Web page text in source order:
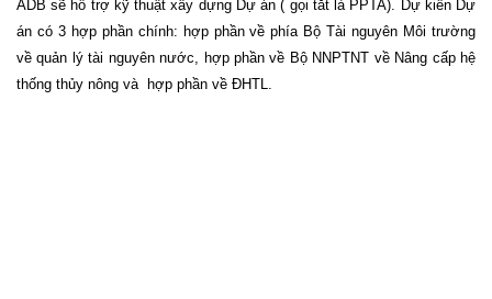
ADB sẽ hỗ trợ kỹ thuật xây dựng Dự án ( gọi tắt là PPTA). Dự kiến Dự
án có 3 hợp phần chính: hợp phần về phía Bộ Tài nguyên Môi trường
về quản lý tài nguyên nước, hợp phần về Bộ NNPTNT về Nâng cấp hệ
thống thủy nông và
hợp phần về ĐHTL.